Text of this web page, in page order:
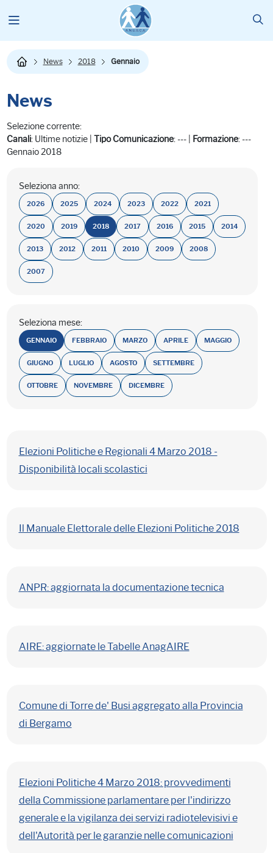
News 2018 Gennaio
News
Selezione corrente:
Canali: Ultime notizie | Tipo Comunicazione: --- | Formazione: ---
Gennaio 2018
Seleziona anno:
2026 2025 2024 2023 2022 2021
2020 2019 2018 2017 2016 2015 2014
2013 2012 2011 2010 2009 2008
2007
Seleziona mese:
GENNAIO FEBBRAIO MARZO APRILE MAGGIO
GIUGNO LUGLIO AGOSTO SETTEMBRE
OTTOBRE NOVEMBRE DICEMBRE
Elezioni Politiche e Regionali 4 Marzo 2018 -
Disponibilità locali scolastici
Il Manuale Elettorale delle Elezioni Politiche 2018
ANPR: aggiornata la documentazione tecnica
AIRE: aggiornate le Tabelle AnagAIRE
Comune di Torre de' Busi aggregato alla Provincia
di Bergamo
Elezioni Politiche 4 Marzo 2018: provvedimenti
della Commissione parlamentare per l'indirizzo
generale e la vigilanza dei servizi radiotelevisivi e
dell'Autorità per le garanzie nelle comunicazioni